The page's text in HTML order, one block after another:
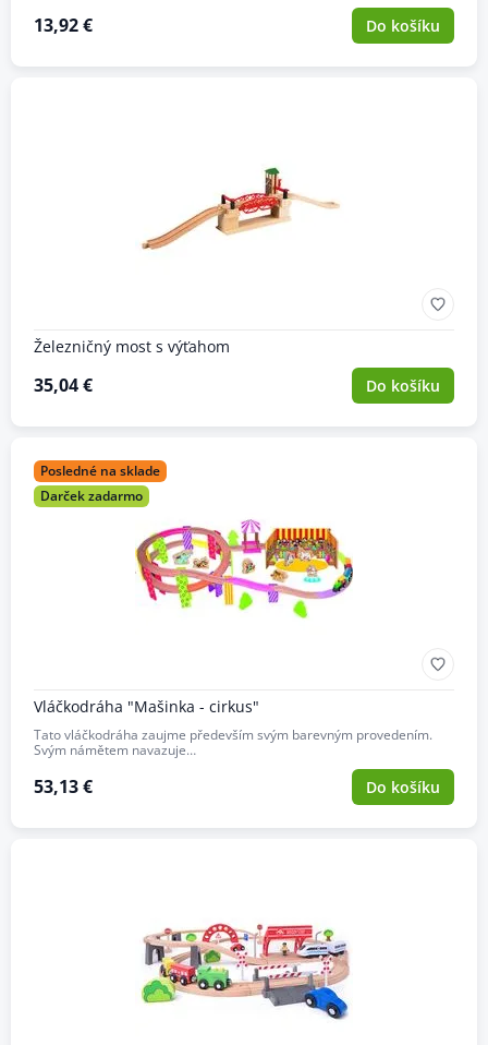
13,92 € Do košíku
Železničný most s výťahom
35,04 € Do košíku
Posledné na sklade
Darček zadarmo
Vláčkodráha "Mašinka - cirkus"
Tato vláčkodráha zaujme především svým barevným provedením.
Svým námětem navazuje…
53,13 € Do košíku